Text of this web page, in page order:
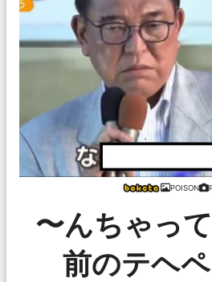
POISON
〜んちゃっ
前のテヘ